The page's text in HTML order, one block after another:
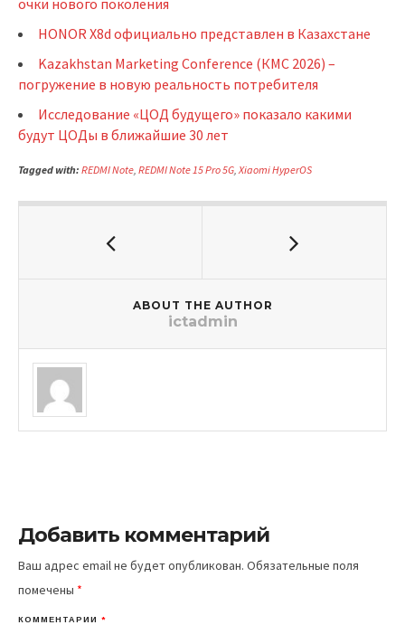
HONOR X8d официально представлен в Казахстане
Kazakhstan Marketing Conference (КМС 2026) –
погружение в новую реальность потребителя
Исследование «ЦОД будущего» показало какими
будут ЦОДы в ближайшие 30 лет
Tagged with: REDMI Note REDMI Note 15 Pro 5G Xiaomi HyperOS
ABOUT THE AUTHOR
ictadmin
Добавить комментарий
Ваш адрес email не будет опубликован. Обязательные поля
помечены *
КОММЕНТАРИЙ *